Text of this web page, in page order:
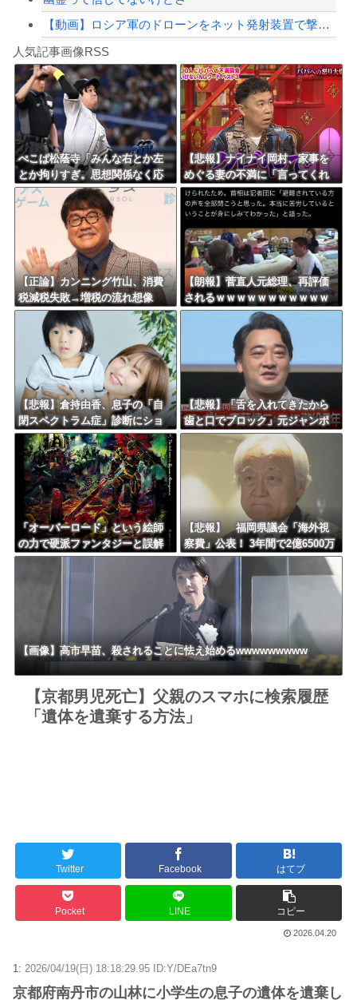
Powered by livedoor 相互RSS
【動画】ロシア軍のドローンをネット発射装置で撃墜するウクライナ。
実況「金メダルをとった萩野には俺さんへの挑戦権を手にしました！」俺「ほう君が萩野...
8/4のニュース
日本旅行キャンセルすべきか…1万年ぶり史上最大級の火山の兆し＝韓国の反応
更新中止のお知らせ
海外「おめでとうタキ！」リヴァプール南野がバースデーゴール！！
Powered by livedoor 相互RSS
人気記事画像RSS
ぺこぱ松蔭寺「みんな右とか左
とか拘りすぎ。思想関係なく応
援しようよ」
【悲報】ナイナイ岡村、家事を
めぐる妻の不満に「言ってくれ
たら済む話やん」になるみ「バ
イトやったらクビやで」説教受
【正論】カンニング竹山、消費
税減税失敗→増税の流れ想像
「次誰が総理やりたいと思いま
す？」
【朗報】菅直人元総理、再評価
されるｗｗｗｗｗｗｗｗｗｗｗ
ｗｗｗｗｗｗｗ
【悲報】倉持由香、息子の「自
閉スペクトラム症」診断にショ
ックで涙… 見逃していた乳幼児
期のサインとは？
【悲報】「舌を入れてきたから
歯と口でブロック」元ジャンポ
ケ斉藤の不同意性交公判
「オーバーロード」という絵師
の力で硬派ファンタジーと誤解
させ人気出たなろう作品ｗｗｗ
【悲報】 福岡県議会「海外視
察費」公表！ 3年間で2億6500万
円ｗｗｗｗｗｗｗｗｗ
【画像】高市早苗、殺されることに怯え始めるwwwwwwwww
【京都男児死亡】父親のスマホに検索履歴
「遺体を遺棄する方法」
Twitter Facebook はてブ
Pocket LINE コピー
2026.04.20
1: 2026/04/19(日) 18:18:29.95 ID:Y/DEa7tn9
京都府南丹市の山林に小学生の息子の遺体を遺棄し